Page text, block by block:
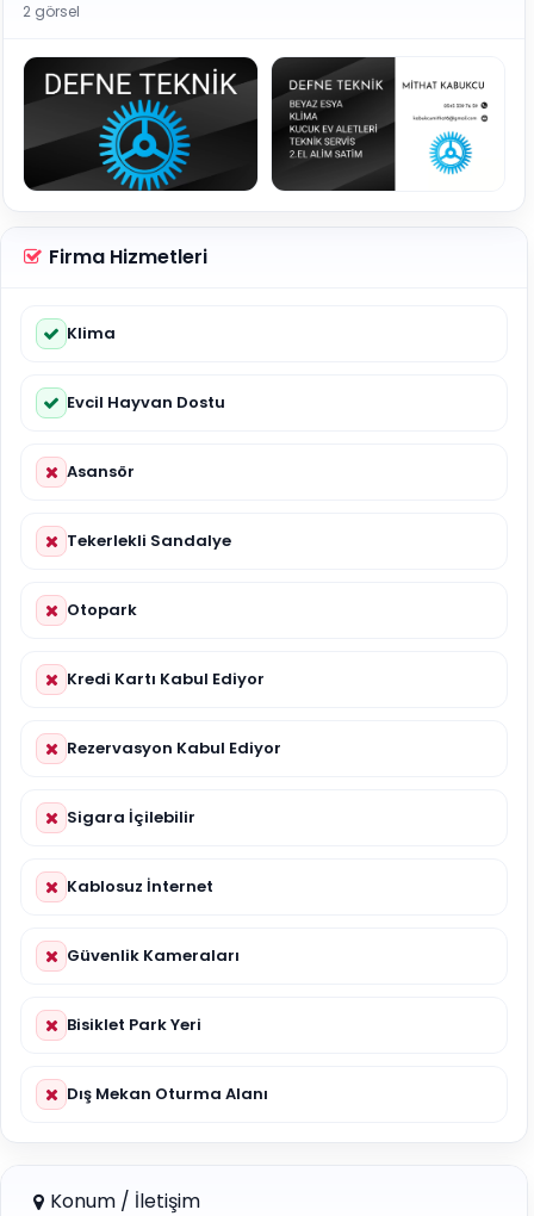
2 görsel
Firma Hizmetleri
Klima
Evcil Hayvan Dostu
Asansör
Tekerlekli Sandalye
Otopark
Kredi Kartı Kabul Ediyor
Rezervasyon Kabul Ediyor
Sigara İçilebilir
Kablosuz İnternet
Güvenlik Kameraları
Bisiklet Park Yeri
Dış Mekan Oturma Alanı
Konum / İletişim